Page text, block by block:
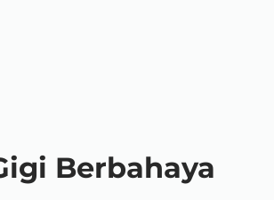
Berbahaya